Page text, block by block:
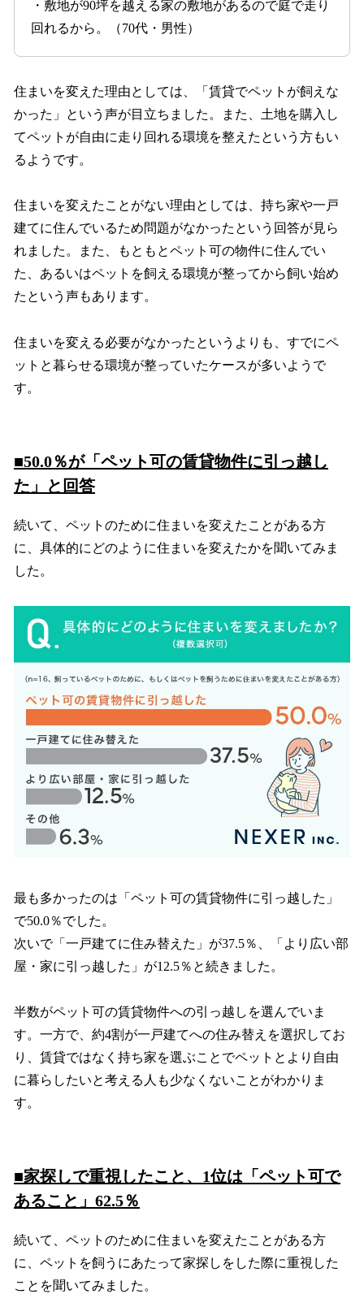
・敷地が90坪を越える家の敷地があるので庭で走り
回れるから。（70代・男性）
住まいを変えた理由としては、「賃貸でペットが飼えな
かった」という声が目立ちました。また、土地を購入し
てペットが自由に走り回れる環境を整えたという方もい
るようです。
住まいを変えたことがない理由としては、持ち家や一戸
建てに住んでいるため問題がなかったという回答が見ら
れました。また、もともとペット可の物件に住んでい
た、あるいはペットを飼える環境が整ってから飼い始め
たという声もあります。
住まいを変える必要がなかったというよりも、すでにペ
ットと暮らせる環境が整っていたケースが多いようで
す。
■50.0％が「ペット可の賃貸物件に引っ越し
た」と回答
続いて、ペットのために住まいを変えたことがある方
に、具体的にどのように住まいを変えたかを聞いてみま
した。
最も多かったのは「ペット可の賃貸物件に引っ越した」
で50.0％でした。
次いで「一戸建てに住み替えた」が37.5％、「より広い部
屋・家に引っ越した」が12.5％と続きました。
半数がペット可の賃貸物件への引っ越しを選んでいま
す。一方で、約4割が一戸建てへの住み替えを選択してお
り、賃貸ではなく持ち家を選ぶことでペットとより自由
に暮らしたいと考える人も少なくないことがわかりま
す。
■家探しで重視したこと、1位は「ペット可で
あること」62.5％
続いて、ペットのために住まいを変えたことがある方
に、ペットを飼うにあたって家探しをした際に重視した
ことを聞いてみました。